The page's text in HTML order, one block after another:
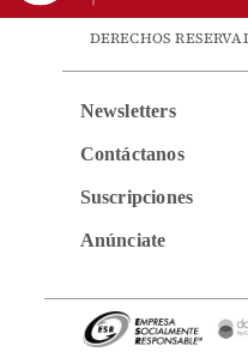
DERECHOS
Newsletters
Contáctanos
Suscripciones
Anúnciate